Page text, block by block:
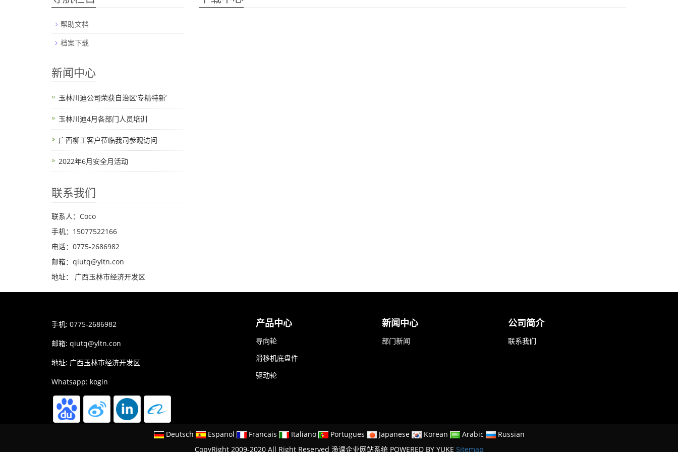
帮助文档
档案下载
新闻中心
玉林川迪公司荣获自治区‘专精特新’
玉林川迪4月各部门人员培训
广西柳工客户莅临我司参观访问
2022年6月安全月活动
联系我们
联系人：Coco
手机：15077522166
电话：0775-2686982
邮箱：qiutq@yltn.con
地址： 广西玉林市经济开发区
手机: 0775-2686982
邮箱: qiutq@yltn.con
地址: 广西玉林市经济开发区
Whatsapp: kogin
产品中心
导向轮
滑移机底盘件
驱动轮
新闻中心
部门新闻
公司简介
联系我们
Deutsch Espanol Francais Italiano Portugues Japanese Korean Arabic
Russian
CopyRight 2009-2020 All Right Reserved 渔课企业网站系统 POWERED BY YUKE Sitemap